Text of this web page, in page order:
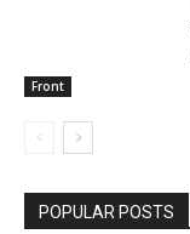
Front
POPULAR POSTS